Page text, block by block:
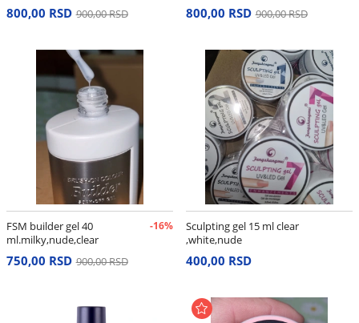
800,00 RSD 900,00 RSD 800,00 RSD 900,00 RSD
FSM builder gel 40
ml.milky,nude,clear
-16%
750,00 RSD 900,00 RSD
Sculpting gel 15 ml clear
,white,nude
400,00 RSD